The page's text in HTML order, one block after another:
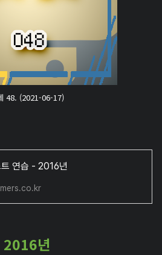
48. (2021-06-17)
연습 - 2016년
년